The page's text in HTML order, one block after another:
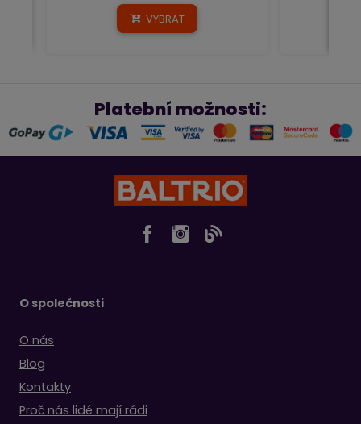
VYBRAT
Platební možnosti:
O společnosti
O nás
Blog
Kontakty
Proč nás lidé mají rádi